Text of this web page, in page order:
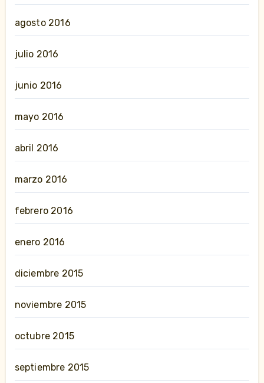
agosto 2016
julio 2016
junio 2016
mayo 2016
abril 2016
marzo 2016
febrero 2016
enero 2016
diciembre 2015
noviembre 2015
octubre 2015
septiembre 2015